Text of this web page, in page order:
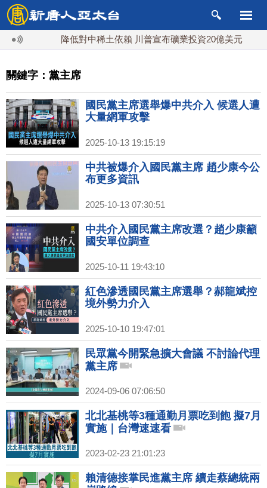
降低對中稀土依賴 川普宣布礦業投資20億美元
關鍵字：黨主席
國民黨主席選舉爆中共介入 候選人遭
大量網軍攻擊
2025-10-13 19:15:19
中共被爆介入國民黨主席 趙少康今公
布更多資訊
2025-10-13 07:30:51
中共介入國民黨主席改選？趙少康籲
國安單位調查
2025-10-11 19:43:10
紅色滲透國民黨主席選舉？郝龍斌控
境外勢力介入
2025-10-10 19:47:01
民眾黨今開緊急擴大會議 不討論代理
黨主席
2024-09-06 07:06:50
北北基桃等3種通勤月票吃到飽 擬7月
實施｜台灣速速看
2023-02-23 21:01:23
賴清德接掌民進黨主席 續走蔡總統兩